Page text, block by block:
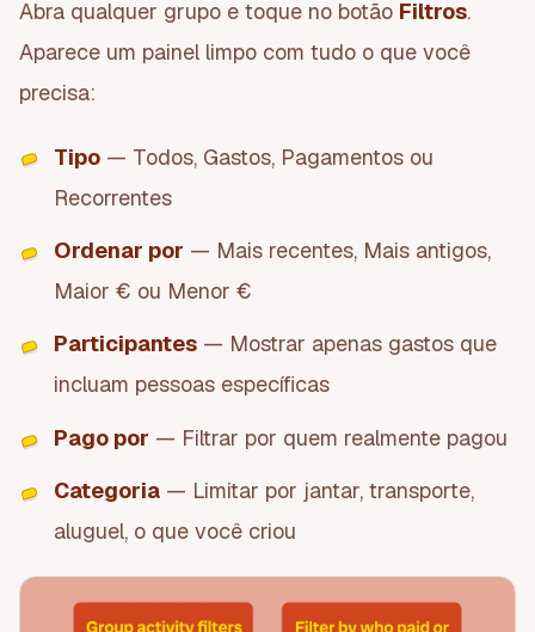
Abra qualquer grupo e toque no botão Filtros.
Aparece um painel limpo com tudo o que você
precisa:
Tipo— Todos, Gastos, Pagamentos ou
Recorrentes
Ordenar por — Mais recentes, Mais antigos,
Maior € ou Menor €
Participantes— Mostrar apenas gastos que
incluam pessoas específicas
Pago por — Filtrar por quem realmente pagou
Categoria— Limitar por jantar, transporte,
aluguel, o que você criou